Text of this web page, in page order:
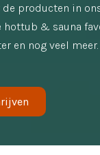
producten in
hottub & sauna
en nog veel